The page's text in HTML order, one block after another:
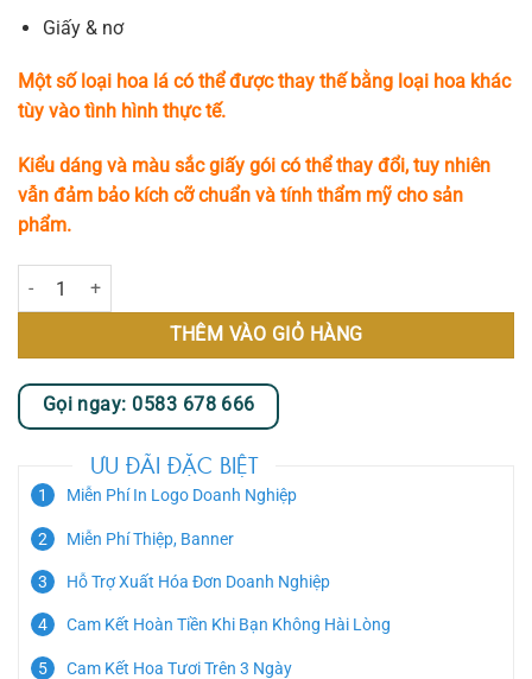
Giấy & nơ
Một số loại hoa lá có thể được thay thế bằng loại hoa khác
tùy vào tình hình thực tế.
Kiểu dáng và màu sắc giấy gói có thể thay đổi, tuy nhiên
vẫn đảm bảo kích cỡ chuẩn và tính thẩm mỹ cho sản
phẩm.
Day Dreamer số lượng
THÊM VÀO GIỎ HÀNG
Gọi ngay: 0583 678 666
ƯU ĐÃI ĐẶC BIỆT
Miễn Phí In Logo Doanh Nghiệp
Miễn Phí Thiệp, Banner
Hỗ Trợ Xuất Hóa Đơn Doanh Nghiệp
Cam Kết Hoàn Tiền Khi Bạn Không Hài Lòng
Cam Kết Hoa Tươi Trên 3 Ngày